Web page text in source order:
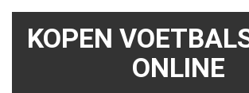
KOPEN
ONLINE